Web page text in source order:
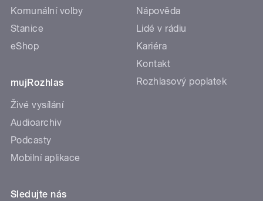
Komunální volby
Stanice
eShop
mujRozhlas
Živé vysílání
Audioarchiv
Podcasty
Mobilní aplikace
Nápověda
Lidé v rádiu
Kariéra
Kontakt
Rozhlasový poplatek
Sledujte nás